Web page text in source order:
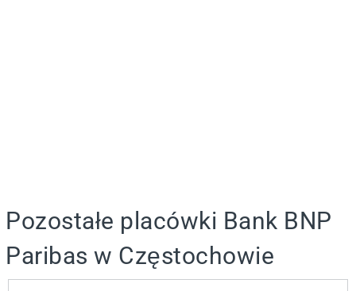
Pozostałe placówki Bank BNP
Paribas w Częstochowie